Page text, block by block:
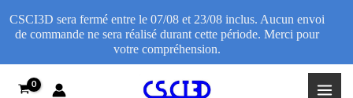
par
popularité
CSCI3D sera fermé entre le 07/08 et 23/08 inclus. Aucun envoi
de commande ne sera réalisé durant cette période. Merci pour
votre compréhension.